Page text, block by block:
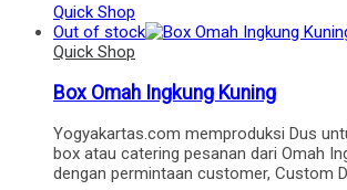
Quick Shop
Out of stock
Quick Shop
Box Omah Ingkung Kuning
Yogyakartas.com memproduksi Dus
box atau catering pesanan dari Omah
dengan permintaan customer, Custom